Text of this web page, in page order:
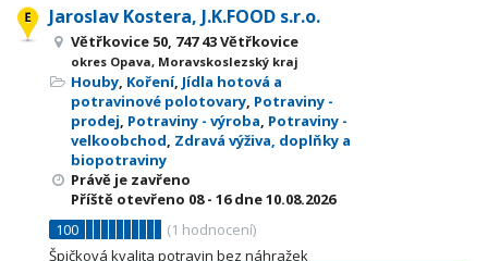
Jaroslav Kostera, J.K.FOOD s.r.o.
Větřkovice 50, 747 43 Větřkovice
okres Opava, Moravskoslezský kraj
Houby, Koření, Jídla hotová a
potravinové polotovary, Potraviny -
prodej, Potraviny - výroba, Potraviny -
velkoobchod, Zdravá výživa, doplňky a
biopotraviny
Právě je zavřeno
Příště otevřeno 08 - 16dne 10.08.2026
100
(1 hodnocení)
Špičková kvalita potravin bez náhražek